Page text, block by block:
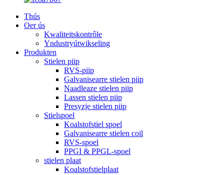
Thús
Oer ús
Kwaliteitskontrôle
Yndustryútwikseling
Produkten
Stielen piip
RVS-piip
Galvanisearre stielen piip
Naadleaze stielen piip
Lassen stielen piip
Presyzje stielen piip
Stielspoel
Koalstofstiel spoel
Galvanisearre stielen coil
RVS-spoel
PPGI & PPGL-spoel
stielen plaat
Koalstofstielplaat